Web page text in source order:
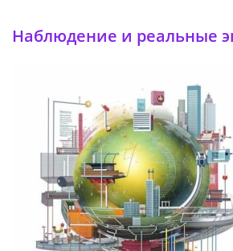
Наблюдение и реальные